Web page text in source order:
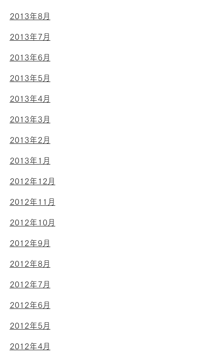
2013年8月
2013年7月
2013年6月
2013年5月
2013年4月
2013年3月
2013年2月
2013年1月
2012年12月
2012年11月
2012年10月
2012年9月
2012年8月
2012年7月
2012年6月
2012年5月
2012年4月